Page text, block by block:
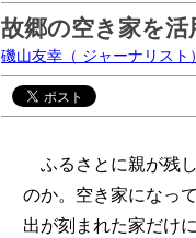
故郷の空き家を
磯山友幸 （ ジャーナリスト）
ふるさとに親が残
のか。空き家になっ
出が刻まれた家だけ